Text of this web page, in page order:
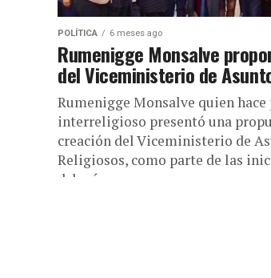
POLÍTICA 6 meses ago
Rumenigge Monsalve
del Viceministerio de
Rumenigge Monsalve quien
interreligioso presentó una
creación del Viceministerio de
Religiosos, como parte de las
deberían...